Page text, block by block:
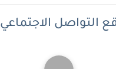
التواصل الاجتماعي